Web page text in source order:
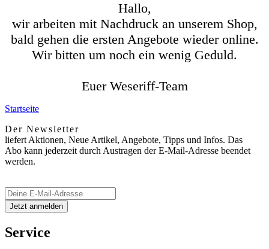
Hallo,
wir arbeiten mit Nachdruck an unserem Shop,
bald gehen die ersten Angebote wieder online.
Wir bitten um noch ein wenig Geduld.
Euer Weseriff-Team
Startseite
Der Newsletter
liefert Aktionen, Neue Artikel, Angebote, Tipps und Infos. Das
Abo kann jederzeit durch Austragen der E-Mail-Adresse beendet
werden.
Service